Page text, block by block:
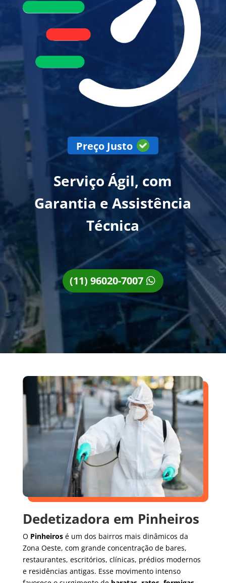
Preço Justo
Serviço Ágil, com
Garantia e Assistência
Técnica
(11) 96020-7007
Dedetizadora em Pinheiros
O Pinheirosé um dos bairros mais dinâmicos da
Zona Oeste, com grande concentração de bares,
restaurantes, escritórios, clínicas, prédios modernos
e residências antigas. Esse movimento intenso